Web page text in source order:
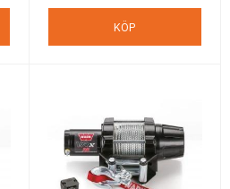
KÖP